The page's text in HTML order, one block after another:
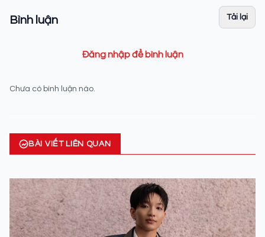
Bình luận Tải lại
Đăng nhập để bình luận
Chưa có bình luận nào.
BÀI VIẾT LIÊN QUAN